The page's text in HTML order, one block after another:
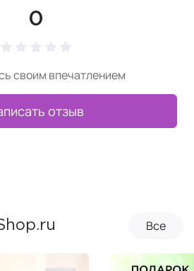
0
своим впечатлением
отзыв
Все